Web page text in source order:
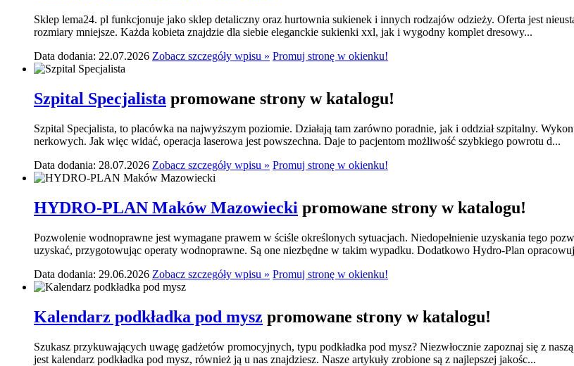
Sklep lema24. pl funkcjonuje jako sklep detaliczny oraz hurtownia sukienek i innych rodzajów odzieży. Oferta jest
rozmiary mniejsze. Każda kobieta znajdzie dla siebie eleganckie sukienki xxl, jak i wygodny komplet dresowy...
Data dodania: 22.07.2026 Zobacz szczegóły wpisu » Promuj stronę w okienku!
Szpital Specjalista promowane strony w katalogu!
Szpital Specjalista, to placówka na najwyższym poziomie. Działają tam zarówno poradnie, jak i oddział szpitalny.
nerkowych. Jak więc widać, operacja laserowa jest powszechna. Daje to pacjentom możliwość szybkiego powrotu d...
Data dodania: 28.07.2026 Zobacz szczegóły wpisu » Promuj stronę w okienku!
HYDRO-PLAN Maków Mazowiecki promowane strony w katalogu!
Pozwolenie wodnoprawne jest wymagane prawem w ściśle określonych sytuacjach. Niedopełnienie uzyskania tego
uzyskać, przygotowując operaty wodnoprawne. Są one niezbędne w takim wypadku. Dodatkowo Hydro-Plan
Data dodania: 29.06.2026 Zobacz szczegóły wpisu » Promuj stronę w okienku!
Kalendarz podkładka pod mysz promowane strony w katalogu!
Szukasz przykuwających uwagę gadżetów promocyjnych, typu podkładka pod mysz? Niezwłocznie zapoznaj się z
jest kalendarz podkładka pod mysz, również ją u nas znajdziesz. Nasze artykuły zrobione są z najlepszej jakośc...